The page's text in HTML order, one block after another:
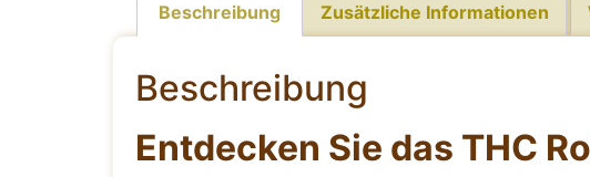
Beschreibung Zusätzliche Informationen
Beschreibung
Entdecken Sie das THC